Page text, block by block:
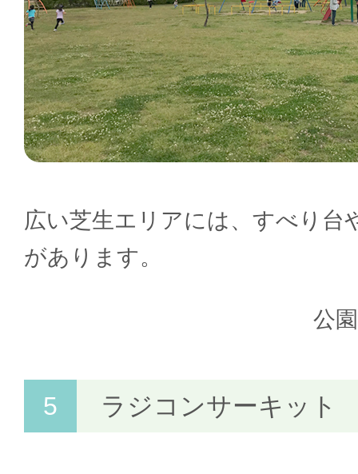
広い芝生エリアには、すべり台
があります。
公
ラジコンサーキット